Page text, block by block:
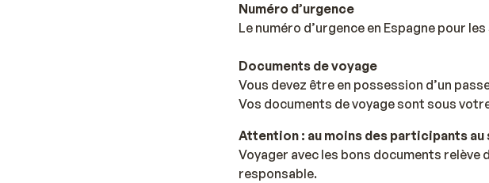
Numéro d’urgence
Le numéro d’urgence en Espagne pour
Documents de voyage
Vous devez être en possession d’un
Vos documents de voyage sont sous
Attention : au moins des participants au
Voyager avec les bons documents relève
responsable.